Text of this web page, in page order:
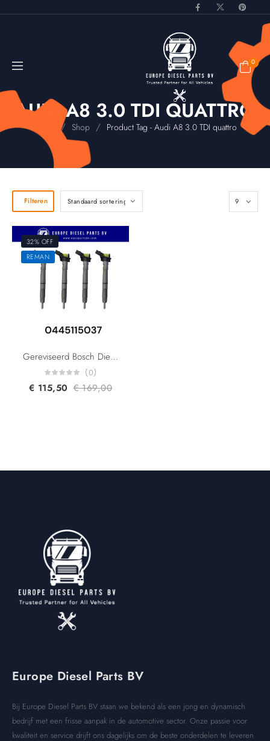
0
AUDI A8 3.0 TDI QUATTRO
/ Shop / Product Tag - Audi A8 3.0 TDI quattro
Filteren
32% OFF
REMAN
Gereviseerd Bosch Diesel Injector 0445115037 0445115036 0445115078 0445115024 059130277AB For Audi A4 A6 A8 Q7 VW Phaeton Touareg 3.0 TDI
(0)
€ 115,50 €169,00
Europe Diesel Parts BV
Bij Europe Diesel Parts BV staan we bekend als een jong en dynamisch
bedrijf met een frisse aanpak in de automotive sector. Onze passie voor
kwaliteit en service drijft ons dagelijks om de beste onderdelen te leveren